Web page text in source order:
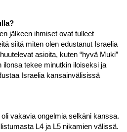
jälkeen ihmiset ovat tulleet
siitä miten olen edustanut Israelia
asioita, kuten “hyvä Muki”
ilonsa tekee minutkin iloiseksi ja
Israelia kansainvälisissä
vakavia ongelmia selkäni kanssa.
L4 ja L5 nikamien välissä.